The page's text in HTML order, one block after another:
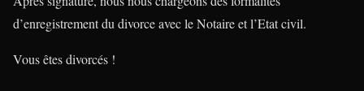
d’enregistrement du divorce avec le Notaire et l’Etat civil.
Vous êtes divorcés !